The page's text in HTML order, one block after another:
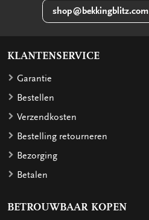
shop@bekkingblitz.com
KLANTENSERVICE
Garantie
Bestellen
Verzendkosten
Bestelling retourneren
Bezorging
Betalen
BETROUWBAAR KOPEN